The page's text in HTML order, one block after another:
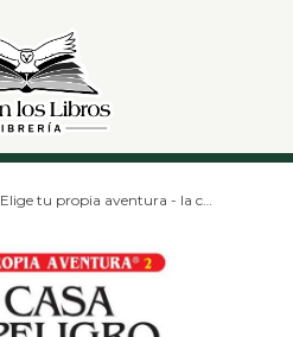
Elige tu propia aventura - la casa del peligro